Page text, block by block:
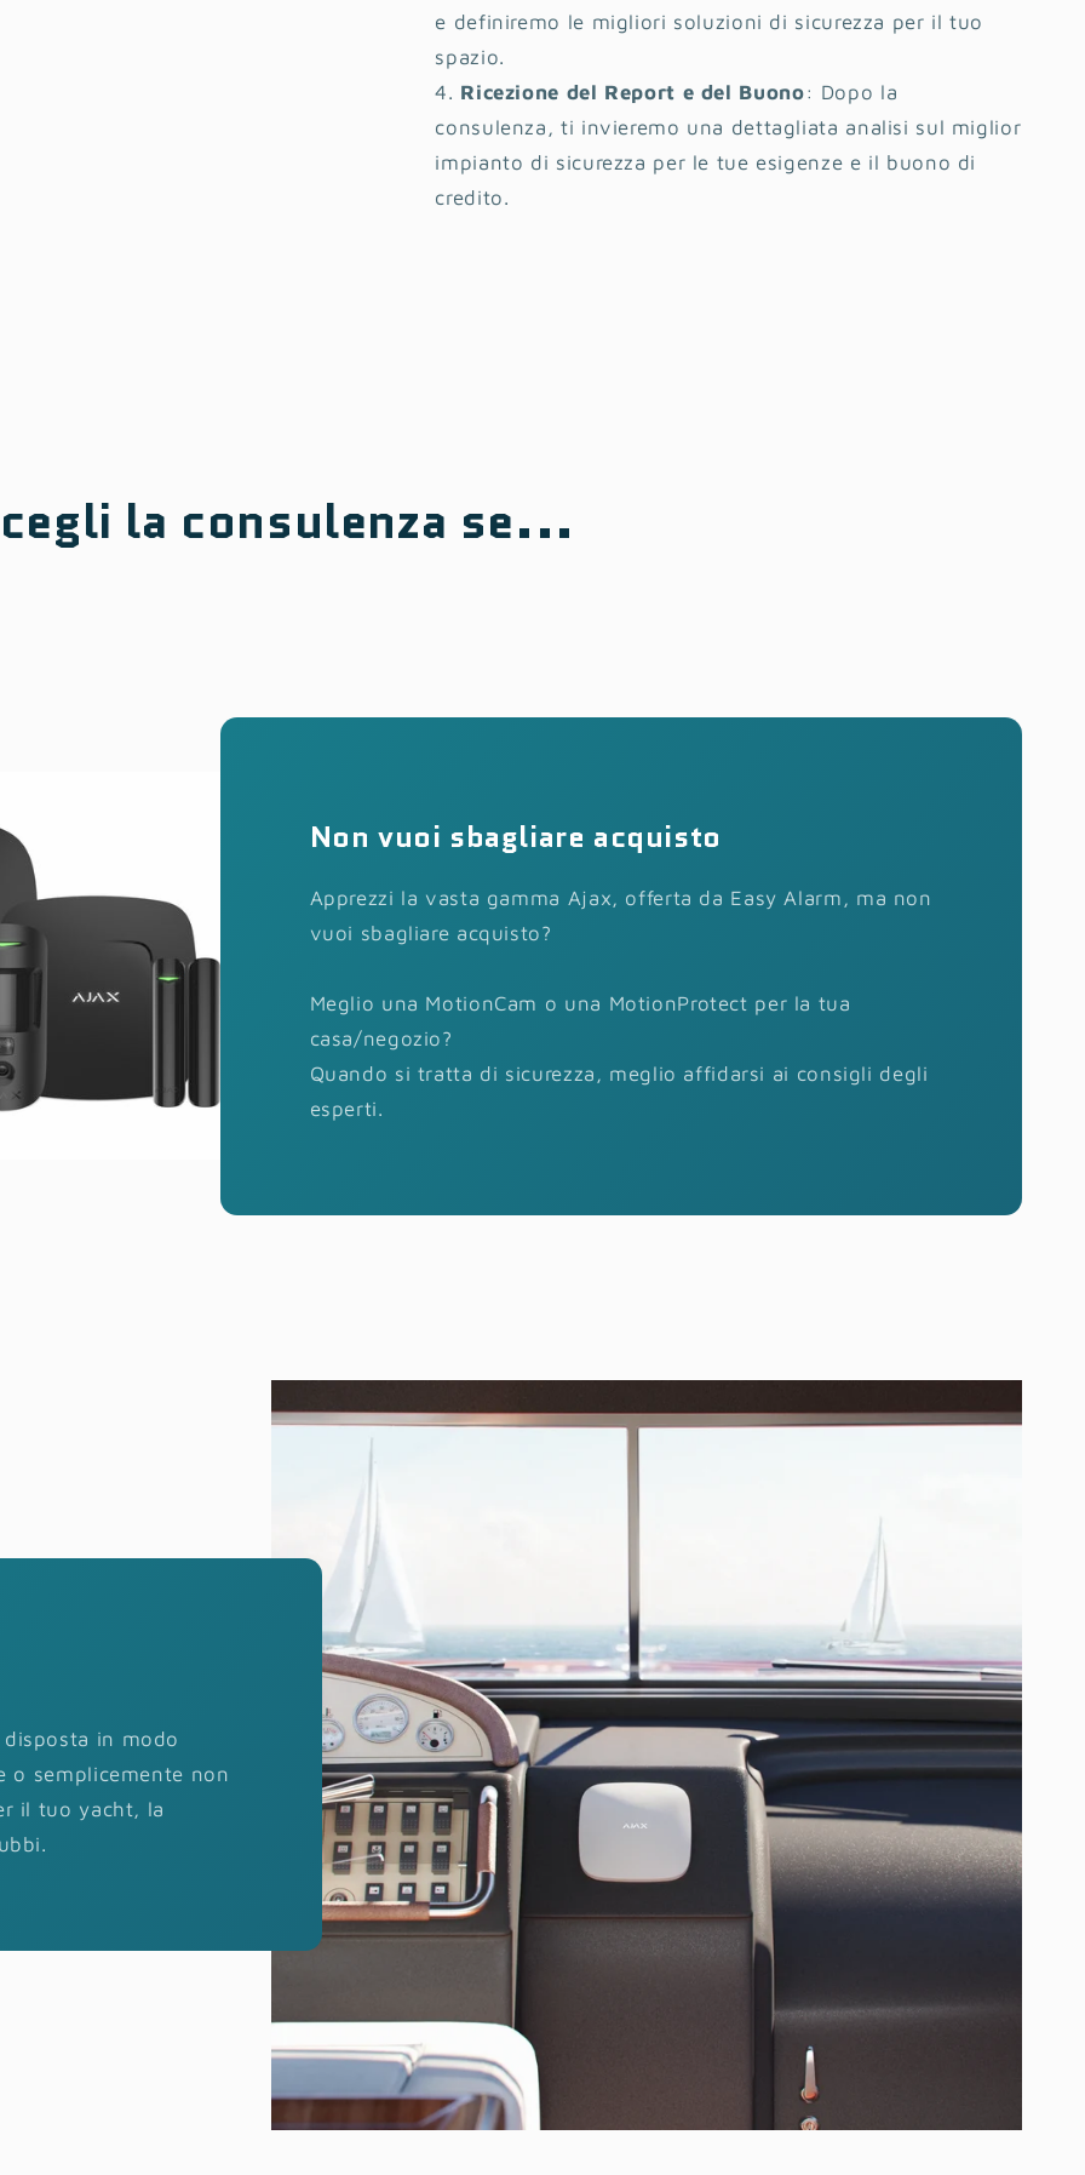
e definiremo le migliori soluzioni di sicurezza per il tuo
spazio.
Ricezione del Report e del Buono: Dopo la
consulenza, ti invieremo una dettagliata analisi sul miglior
impianto di sicurezza per le tue esigenze e il buono di
credito.
la consulenza se...
Non vuoi sbagliare acquisto
Apprezzi la vasta gamma Ajax, offerta da Easy Alarm, ma non
vuoi sbagliare acquisto?
Meglio una MotionCam o una MotionProtect per la tua
casa/negozio?
Quando si tratta di sicurezza, meglio affidarsi ai consigli degli
esperti.
in modo
o semplicemente non
il tuo yacht, la